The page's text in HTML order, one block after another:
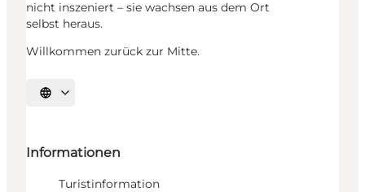
nicht inszeniert – sie wachsen aus dem Ort
selbst heraus.
Willkommen zurück zur Mitte.
Sprache auswählen
Informationen
Turistinformation